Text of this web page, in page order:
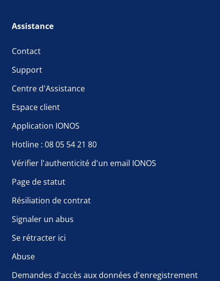
Assistance
Contact
Support
Centre d'Assistance
Espace client
Application IONOS
Hotline : 08 05 54 21 80
Vérifier l'authenticité d'un email IONOS
Page de statut
Résiliation de contrat
Signaler un abus
Se rétracter ici
Abuse
Demandes d'accès aux données d'enregistrement